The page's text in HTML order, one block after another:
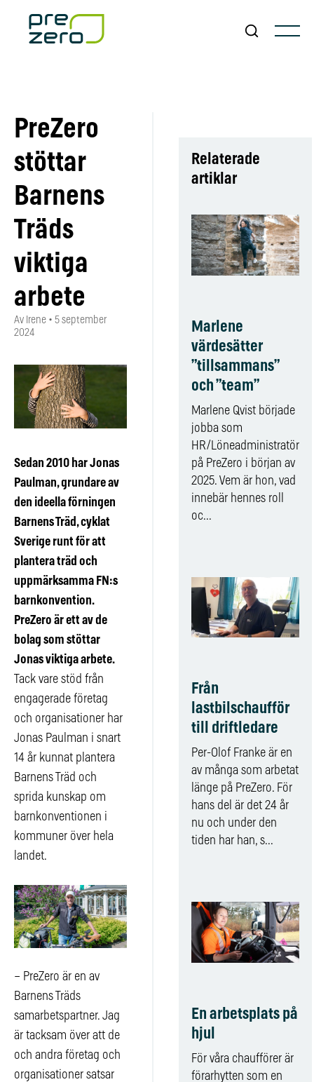
PreZero
stöttar
Barnens
Träds
viktiga
arbete
Av Irene • 5 september
2024
Sedan 2010 har Jonas
Paulman, grundare av
den ideella förningen
Barnens Träd, cyklat
Sverige runt för att
plantera träd och
uppmärksamma FN:s
barnkonvention.
PreZero är ett av de
bolag som stöttar
Jonas viktiga arbete.
Tack vare stöd från
engagerade företag
och organisationer har
Jonas Paulman i snart
14 år kunnat plantera
Barnens Träd och
sprida kunskap om
barnkonventionen i
kommuner över hela
landet.
– PreZero är en av
Barnens Träds
samarbetspartner. Jag
är tacksam över att de
och andra företag och
organisationer satsar
Relaterade
artiklar
Marlene
värdesätter
”tillsammans”
och ”team”
Marlene Qvist började
jobba som
HR/Löneadministratör
på PreZero i början av
2025. Vem är hon, vad
innebär hennes roll
oc...
Från
lastbilschaufför
till driftledare
Per-Olof Franke är en
av många som arbetat
länge på PreZero. För
hans del är det 24 år
nu och under den
tiden har han, s...
En arbetsplats på
hjul
För våra chaufförer är
förarhytten som en